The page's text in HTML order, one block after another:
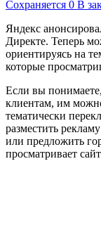
Сохраняется 0 В
Яндекс
Директе. Теперь
ориентируясь на
которые
Если вы
клиентам, им
тематически
разместить
или предложить
просматривает